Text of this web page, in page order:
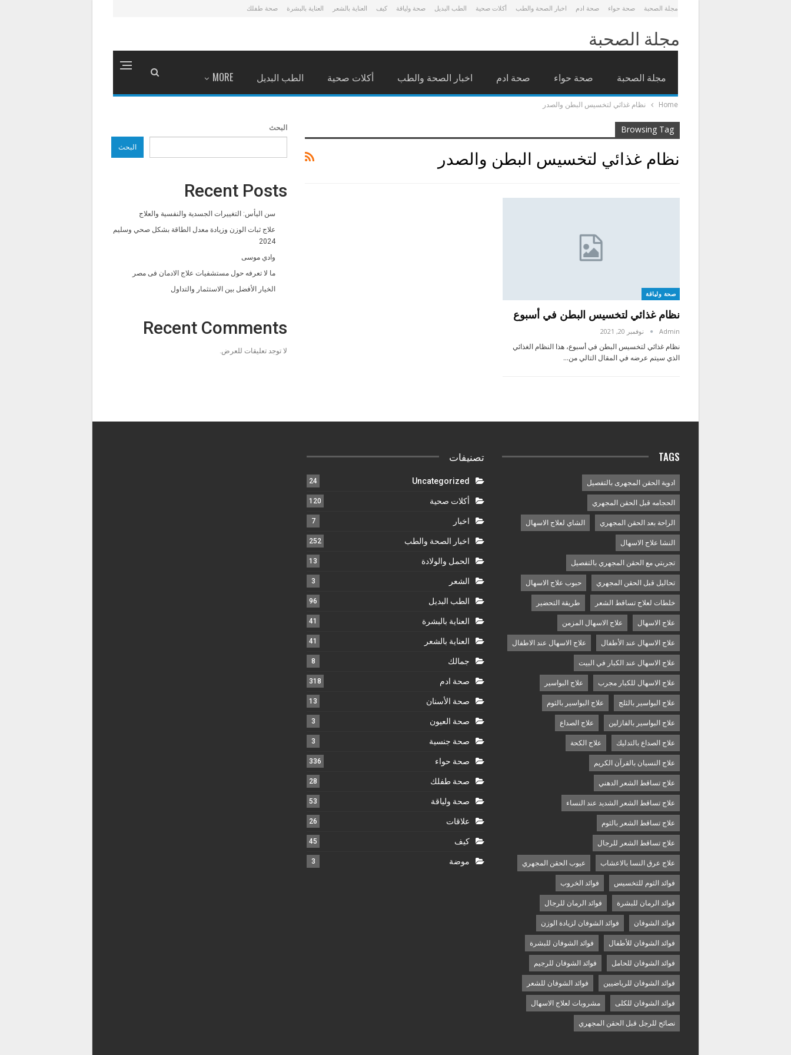
مجلة الصحبة صحة حواء صحة ادم اخبار الصحة والطب أكلات صحية الطب البديل صحة ولياقة كيف العناية بالشعر العناية بالبشرة صحة طفلك
مجلة الصحبة
مجلة الصحبة صحة حواء صحة ادم اخبار الصحة والطب أكلات صحية الطب البديل MORE
Home نظام غذائي لتخسيس البطن والصدر
Browsing Tag
نظام غذائي لتخسيس البطن والصدر
صحة ولياقة
نظام غذائي لتخسيس البطن في أسبوع
Admin نوفمبر 20, 2021
نظام غذائي لتخسيس البطن في أسبوع، هذا النظام الغذائي
الذي سيتم عرضه في المقال التالي من…
البحث
البحث
Recent Posts
سن اليأس: التغييرات الجسدية والنفسية والعلاج
علاج ثبات الوزن وزيادة معدل الطاقة بشكل صحي وسليم
2024
وادي موسى
ما لا تعرفه حول مستشفيات علاج الادمان فى مصر
الخيار الأفضل بين الاستثمار والتداول
Recent Comments
لا توجد تعليقات للعرض.
TAGS
ادوية الحقن المجهرى بالتفصيل
الحجامه قبل الحقن المجهري
الراحة بعد الحقن المجهري الشاي لعلاج الاسهال
النشا علاج الاسهال
تجربتي مع الحقن المجهري بالتفصيل
تحاليل قبل الحقن المجهري حبوب علاج الاسهال
خلطات لعلاج تساقط الشعر طريقة التحضير
علاج الاسهال علاج الاسهال المزمن
علاج الاسهال عند الأطفال علاج الاسهال عند الاطفال
علاج الاسهال عند الكبار في البيت
علاج الاسهال للكبار مجرب علاج البواسير
علاج البواسير بالثلج علاج البواسير بالثوم
علاج البواسير بالفازلين علاج الصداع
علاج الصداع بالتدليك علاج الكحة
علاج النسيان بالقرآن الكريم
علاج تساقط الشعر الدهني
علاج تساقط الشعر الشديد عند النساء
علاج تساقط الشعر بالثوم
علاج تساقط الشعر للرجال
علاج عرق النسا بالاعشاب عيوب الحقن المجهري
فوائد الثوم للتخسيس فوائد الخروب
فوائد الرمان للبشرة فوائد الرمان للرجال
فوائد الشوفان فوائد الشوفان لزيادة الوزن
فوائد الشوفان للأطفال فوائد الشوفان للبشرة
فوائد الشوفان للحامل فوائد الشوفان للرجيم
فوائد الشوفان للرياضيين فوائد الشوفان للشعر
فوائد الشوفان للكلى مشروبات لعلاج الاسهال
نصائح للرجل قبل الحقن المجهري
تصنيفات
Uncategorized
24
أكلات صحية 120
اخبار 7
اخبار الصحة والطب 252
الحمل والولادة 13
الشعر 3
الطب البديل 96
العناية بالبشرة 41
العناية بالشعر 41
جمالك 8
صحة ادم 318
صحة الأسنان 13
صحة العيون 3
صحة جنسية 3
صحة حواء 336
صحة طفلك 28
صحة ولياقة 53
علاقات 26
كيف 45
موضة 3